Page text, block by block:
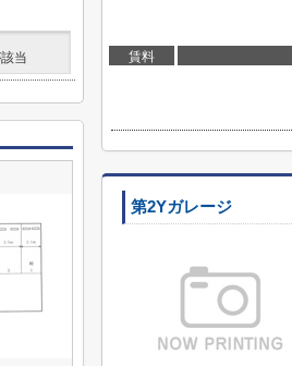
賃料
第2Yガレージ
当